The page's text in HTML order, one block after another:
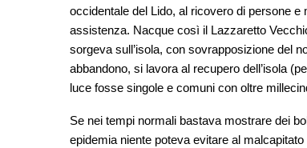
occidentale del Lido, al ricovero di persone
assistenza. Nacque così il Lazzaretto
sorgeva sull’isola, con sovrapposizione del
abbandono, si lavora al recupero dell’isola
luce fosse singole e comuni con oltre
Se nei tempi normali bastava mostrare dei
epidemia niente poteva evitare al